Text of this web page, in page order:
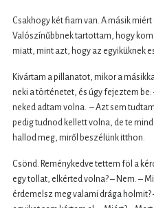
Csakhogy két fiam van. A másik
Valószínűbbnek tartottam, hogy
miatt, mint azt, hogy az egyiküknek
Kivártam a pillanatot, mikor a
neki a történetet, és úgy fejeztem
neked adtam volna. – Azt sem
pedig tudnod kellett volna, de te
hallod meg, miről beszélünk itthon.
Csönd. Reménykedve tettem föl a
egy tollat, elkérted volna? – Nem. –
érdemelsz meg valami drága